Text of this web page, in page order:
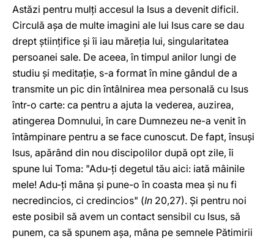
Astăzi pentru mulţi accesul la Isus a devenit dificil.
Circulă aşa de multe imagini ale lui Isus care se dau
drept ştiinţifice şi îi iau măreţia lui, singularitatea
persoanei sale. De aceea, în timpul anilor lungi de
studiu şi meditaţie, s-a format în mine gândul de a
transmite un pic din întâlnirea mea personală cu Isus
într-o carte: ca pentru a ajuta la vederea, auzirea,
atingerea Domnului, în care Dumnezeu ne-a venit în
întâmpinare pentru a se face cunoscut. De fapt, însuşi
Isus, apărând din nou discipolilor după opt zile, îi
spune lui Toma: "Adu-ţi degetul tău aici: iată mâinile
mele! Adu-ţi mâna şi pune-o în coasta mea şi nu fi
necredincios, ci credincios" (In 20,27). Şi pentru noi
este posibil să avem un contact sensibil cu Isus, să
punem, ca să spunem aşa, mâna pe semnele Pătimirii